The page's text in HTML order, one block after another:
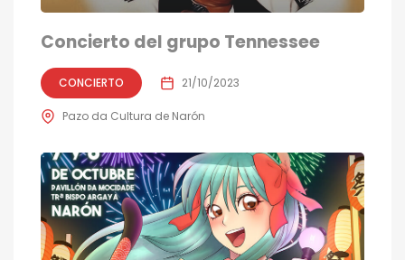
Concierto del grupo Tennessee
CONCIERTO 21/10/2023
Pazo da Cultura de Narón